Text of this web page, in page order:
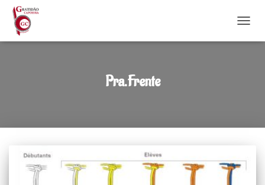
Pra.Frente